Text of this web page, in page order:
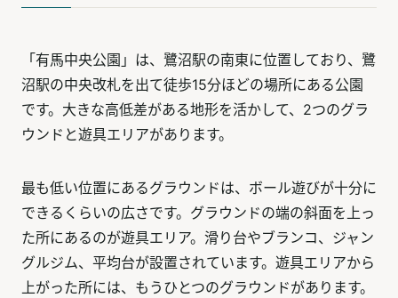
「有馬中央公園」は、鷺沼駅の南東に位置しており、鷺
沼駅の中央改札を出て徒歩15分ほどの場所にある公園
です。大きな高低差がある地形を活かして、2つのグラ
ウンドと遊具エリアがあります。
最も低い位置にあるグラウンドは、ボール遊びが十分に
できるくらいの広さです。グラウンドの端の斜面を上っ
た所にあるのが遊具エリア。滑り台やブランコ、ジャン
グルジム、平均台が設置されています。遊具エリアから
上がった所には、もうひとつのグラウンドがあります。